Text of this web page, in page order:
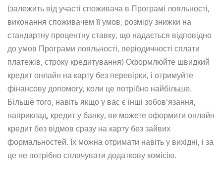
(залежить від участі споживача в Програмі лояльності,
виконання споживачем її умов, розміру знижки на
стандартну процентну ставку, що надається відповідно
до умов Програми лояльності, періодичності сплати
платежів, строку кредитування) Оформлюйте швидкий
кредит онлайн на карту без перевірки, і отримуйте
фінансову допомогу, коли це потрібно найбільше.
Більше того, навіть якщо у вас є інші зобов’язання,
наприклад, кредит у банку, ви можете оформити онлайн
кредит без відмов сразу на карту без зайвих
формальностей. Їх можна отримати навіть у вихідні, і за
це не потрібно сплачувати додаткову комісію.